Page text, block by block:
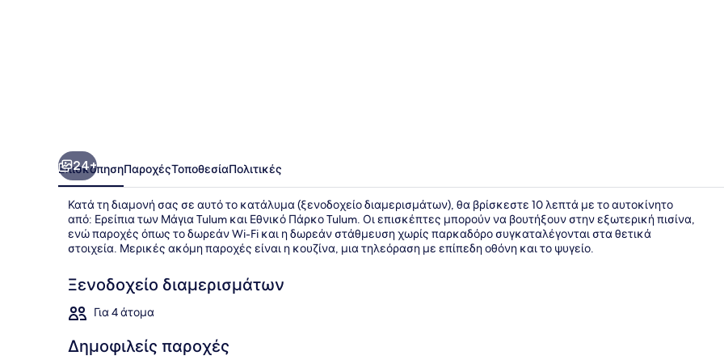
24+
ΕπισκόπησηΠαροχέςΤοποθεσίαΠολιτικές
Κατά τη διαμονή σας σε αυτό το κατάλυμα (ξενοδοχείο διαμερισμάτων), θα βρίσκεστε 10 λεπτά με το αυτοκίνητο
από: Ερείπια των Μάγια Tulum και Εθνικό Πάρκο Tulum. Οι επισκέπτες μπορούν να βουτήξουν στην εξωτερική πισίνα,
ενώ παροχές όπως το δωρεάν Wi-Fi και η δωρεάν στάθμευση χωρίς παρκαδόρο συγκαταλέγονται στα θετικά
στοιχεία. Μερικές ακόμη παροχές είναι η κουζίνα, μια τηλεόραση με επίπεδη οθόνη και το ψυγείο.
Ξενοδοχείο διαμερισμάτων
Για 4 άτομα
Δημοφιλείς παροχές